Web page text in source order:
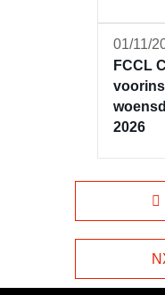
01/11/
FCCL
2026